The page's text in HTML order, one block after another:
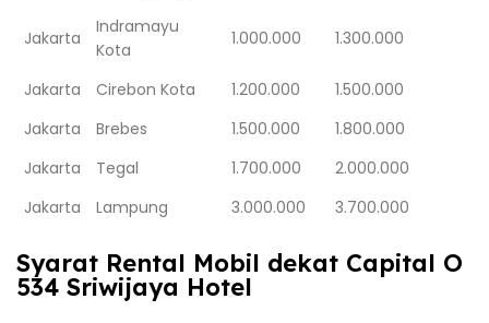
Jakarta
Indramayu
Kota
1.000.000 1.300.000
Jakarta Cirebon Kota 1.200.000
1.500.000
Jakarta
Brebes 1.500.000
1.800.000
Jakarta
Tegal 1.700.000
2.000.000
Jakarta
Lampung 3.000.000 3.700.000
Syarat Rental Mobil dekat Capital O
534 Sriwijaya Hotel